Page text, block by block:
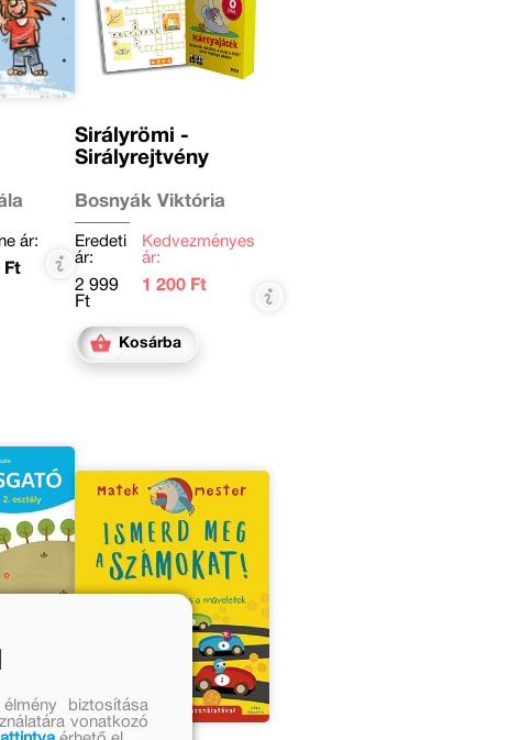
ár:
Ft
Sirályrömi -
Sirályrejtvény
Bosnyák Viktória
Eredeti
ár:
2 999
Ft
Kedvezményes
ár:
1 200 Ft
Kosárba
biztosítása
vonatkozó